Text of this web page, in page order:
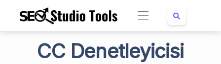
CC Denetleyicisi